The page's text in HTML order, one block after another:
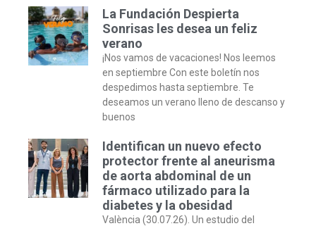
La Fundación Despierta
Sonrisas les desea un feliz
verano
¡Nos vamos de vacaciones! Nos leemos
en septiembre Con este boletín nos
despedimos hasta septiembre. Te
deseamos un verano lleno de descanso y
buenos
Identifican un nuevo efecto
protector frente al aneurisma
de aorta abdominal de un
fármaco utilizado para la
diabetes y la obesidad
València (30.07.26). Un estudio del